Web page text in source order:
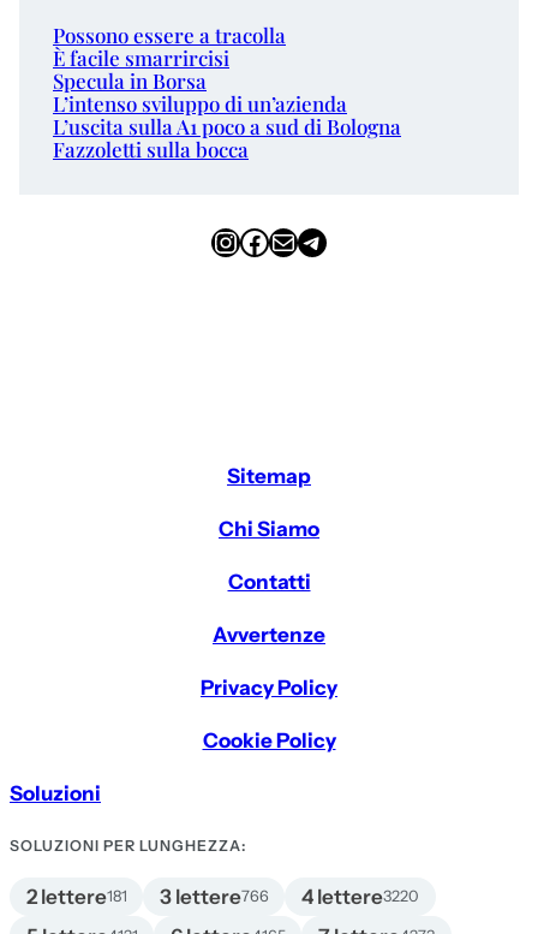
Possono essere a tracolla
È facile smarrircisi
Specula in Borsa
L’intenso sviluppo di un’azienda
L’uscita sulla A1 poco a sud di Bologna
Fazzoletti sulla bocca
InstagramFacebook Email Telegram
Sitemap
Chi Siamo
Contatti
Avvertenze
Privacy Policy
Cookie Policy
Soluzioni
SOLUZIONI PER LUNGHEZZA:
2 lettere181 3 lettere766 4 lettere3220